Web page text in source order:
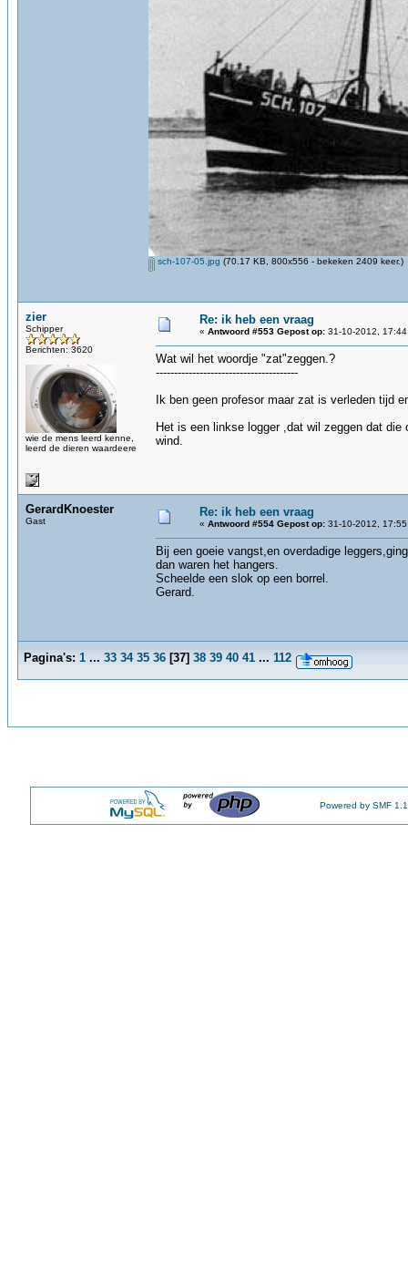
sch-107-05.jpg (70.17 KB, 800x556 - bekeken 2409 keer.)
zier
Schipper
Berichten: 3620
wie de mens leerd kenne,
leerd de dieren waardeere
Re: ik heb een vraag
« Antwoord #553 Gepost op: 31-10-2012,
Wat wil het woordje "zat"zeggen.?
---------------------------------------
Ik ben geen profesor maar zat is verleden tijd
Het is een linkse logger ,dat wil zeggen dat
wind.
GerardKnoester
Gast
Re: ik heb een vraag
« Antwoord #554 Gepost op: 31-10-2012,
Bij een goeie vangst,en overdadige
dan waren het hangers.
Scheelde een slok op een borrel.
Gerard.
Pagina's: 1 ... 33 34 35 36 [37] 38 39 40 41 ... 112
Powered by SMF